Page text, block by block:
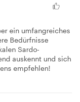
ein umfangreiches
Bedürfnisse
Sardo-
auskennt und sich
empfehlen!